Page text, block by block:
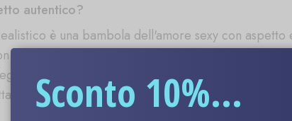
autentico?
è una bambola dell'amore sexy con
la lavorazione di TPE di grado medico su
arti umani. Il TPE di alta qualità consente alla
la superficie.
Sconto 10%...